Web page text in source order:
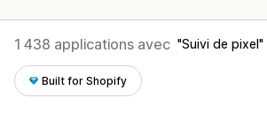
1 438 applications avec Suivi de pixel
Built for Shopify